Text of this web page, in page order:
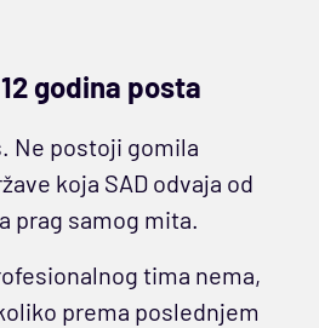
godina posta
Ne postoji gomila
koja SAD odvaja od
prag samog mita.
tima nema,
prema poslednjem